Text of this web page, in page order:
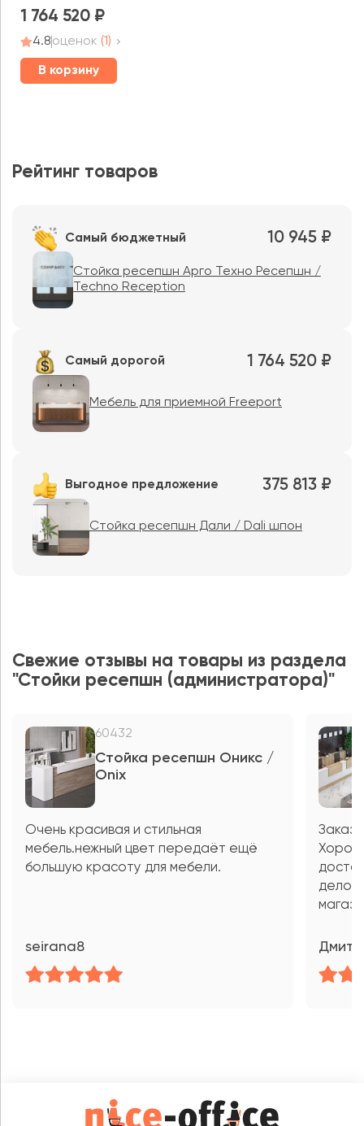
1 764 520
4.8оценок (1)
В корзину
Рейтинг товаров
Самый бюджетный 10 945 ₽
Стойка ресепшн Арго Техно Ресепшн /
Techno Reception
Самый дорогой 1 764 520 ₽
Мебель для приемной Freeport
Выгодное предложение 375 813 ₽
Стойка ресепшн Дали / Dali шпон
Свежие отзывы на товары из раздела
"Стойки ресепшн (администратора)"
60432
Стойка ресепшн Оникс /
Onix
Очень красивая и стильная
мебель.нежный цвет передаёт ещё
большую красоту для мебели.
seirana8
дело с